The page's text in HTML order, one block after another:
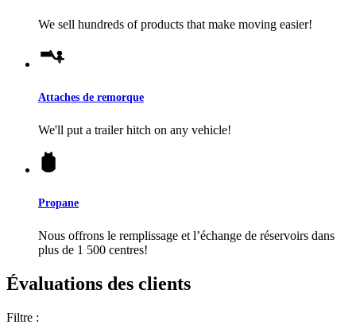
We sell hundreds of products that make moving easier!
Attaches de remorque
We'll put a trailer hitch on any vehicle!
Propane
Nous offrons le remplissage et l’échange de réservoirs dans
plus de 1 500 centres!
Évaluations des clients
Filtre :